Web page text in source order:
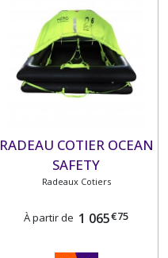
RADEAU COTIER OCEAN
SAFETY
Radeaux Cotiers
À partir de 1 065€75